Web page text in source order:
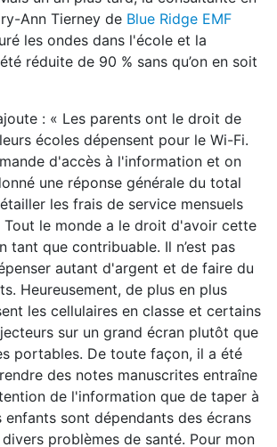
Ann Tierney de Blue Ridge EMF
les ondes dans l'école et la
réduite de 90 % sans qu’on en soit
: « Les parents ont le droit de
écoles dépensent pour le Wi-Fi.
d'accès à l'information et on
une réponse générale du total
les frais de service mensuels
Tout le monde a le droit d'avoir cette
tant que contribuable. Il n’est pas
autant d'argent et de faire du
Heureusement, de plus en plus
les cellulaires en classe et certains
sur un grand écran plutôt que
portables. De toute façon, il a été
des notes manuscrites entraîne
de l'information que de taper à
enfants sont dépendants des écrans
problèmes de santé. Pour mon